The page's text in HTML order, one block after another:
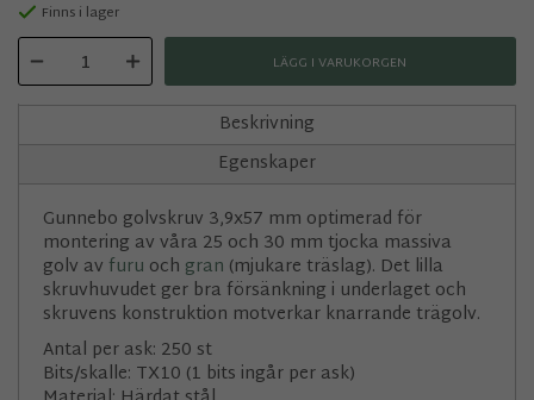
Finns i lager
LÄGG I VARUKORGEN
Beskrivning
Egenskaper
Gunnebo golvskruv 3,9x57 mm optimerad för
montering av våra 25 och 30 mm tjocka massiva
golv av furu och gran (mjukare träslag). Det lilla
skruvhuvudet ger bra försänkning i underlaget och
skruvens konstruktion­ motverkar knarrande trägolv.
Antal per ask: 250 st
Bits/skalle: TX10 (1 bits ingår per ask)